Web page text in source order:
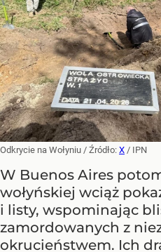
Odkrycie na Wołyniu / Źródło: X / IPN
W Buenos Aires
wołyńskiej wciąż
i listy, wspominając
zamordowanych z
okrucieństwem. Ich